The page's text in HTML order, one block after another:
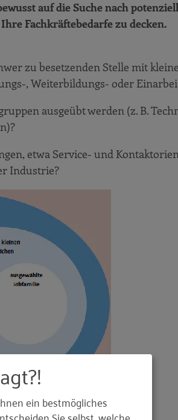
auf die Suche nach
Fachkräftebedarfe zu decken.
zu besetzenden Stelle mit
, Weiterbildungs- oder
ausgeübt werden (z. B.
etwa Service- und
Industrie?
ein bestmögliches